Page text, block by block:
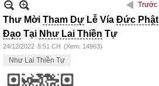
Trước
Thư Mời Tham Dự Lễ Vía Đức Phật
Đạo Tại Như Lai Thiền Tự
24/12/2022 8:51 CH (Xem: 14963)
Như Lai Thiền Tự